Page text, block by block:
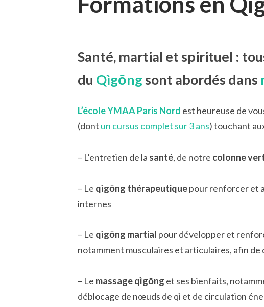
Santé, martial et spirituel :
du Qìgōng sont abordés dans
L’école YMAA Paris Nord est heureuse de
(dont un cursus complet sur 3 ans) touchant
– L’entretien de la santé, de notre colonne
– Le qìgōng thérapeutiquepour renforcer et
internes
– Le qìgōng martial pour développer et
notamment musculaires et articulaires, afin
– Le massage qìgōng et ses bienfaits,
déblocage de nœuds de qì et de circulation